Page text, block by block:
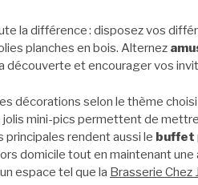
la différence : disposez vos
planches en bois. Alternez
découverte et encourager vos
décorations selon le thème
mini-pics permettent de
principales rendent aussi le buffet
domicile tout en maintenant
espace tel que la Brasserie Chez